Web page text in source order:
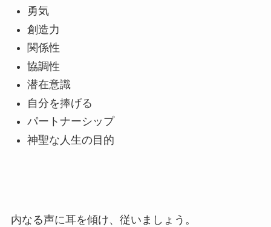
勇気
創造力
関係性
協調性
潜在意識
自分を捧げる
パートナーシップ
神聖な人生の目的
内なる声に耳を傾け、従いましょう。